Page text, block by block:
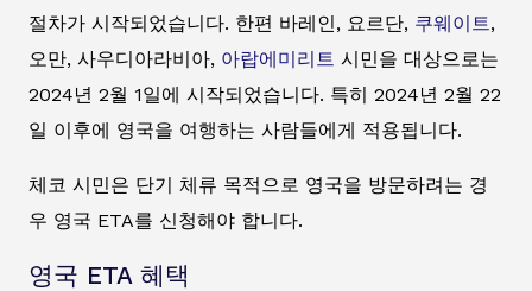
절차가 시작되었습니다. 한편 바레인, 요르단, 쿠웨이트,
오만, 사우디아라비아, 아랍에미리트 시민을 대상으로는
2024년 2월 1일에 시작되었습니다. 특히 2024년 2월 22
일 이후에 영국을 여행하는 사람들에게 적용됩니다.
체코 시민은 단기 체류 목적으로 영국을 방문하려는 경
우 영국 ETA를 신청해야 합니다.
영국 ETA 혜택